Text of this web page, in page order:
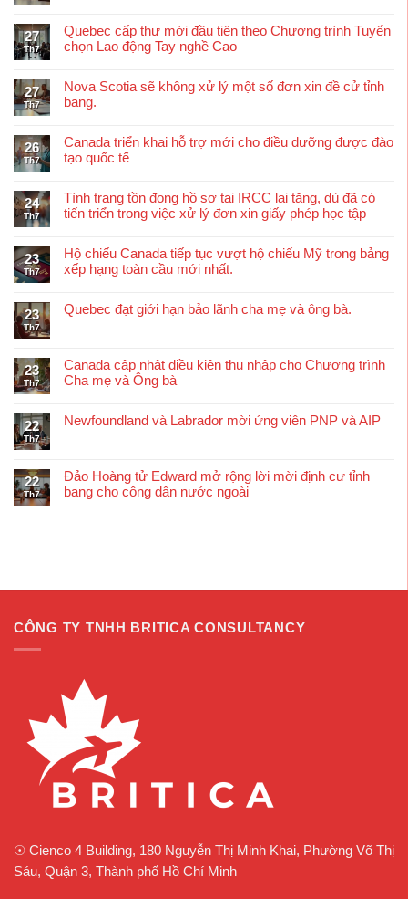
27
Th7
Quebec cấp thư mời đầu tiên theo Chương trình Tuyển
chọn Lao động Tay nghề Cao
27
Th7
Nova Scotia sẽ không xử lý một số đơn xin đề cử tỉnh
bang.
26
Th7
Canada triển khai hỗ trợ mới cho điều dưỡng được đào
tạo quốc tế
24
Th7
Tình trạng tồn đọng hồ sơ tại IRCC lại tăng, dù đã có
tiến triển trong việc xử lý đơn xin giấy phép học tập
23
Th7
Hộ chiếu Canada tiếp tục vượt hộ chiếu Mỹ trong bảng
xếp hạng toàn cầu mới nhất.
23
Th7
Quebec đạt giới hạn bảo lãnh cha mẹ và ông bà.
23
Th7
Canada cập nhật điều kiện thu nhập cho Chương trình
Cha mẹ và Ông bà
22
Th7
Newfoundland và Labrador mời ứng viên PNP và AIP
22
Th7
Đảo Hoàng tử Edward mở rộng lời mời định cư tỉnh
bang cho công dân nước ngoài
CÔNG TY TNHH BRITICA CONSULTANCY
☉ Cienco 4 Building, 180 Nguyễn Thị Minh Khai, Phường Võ Thị
Sáu, Quận 3, Thành phố Hồ Chí Minh